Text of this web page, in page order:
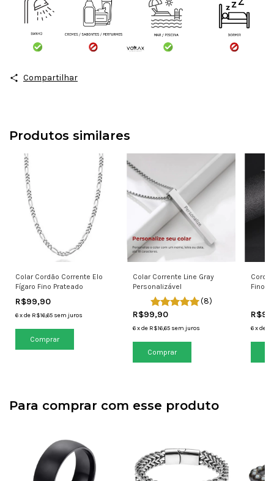
Compartilhar
Produtos similares
Colar Cordão Corrente Elo
Fígaro Fino Prateado
R$99,90
6xde R$16,65 sem juros
Comprar
Colar Corrente Line Gray
Personalizável
(8)
R$99,90
6 xde R$16,65 sem juros
Fino
6xde
Para comprar com esse produto